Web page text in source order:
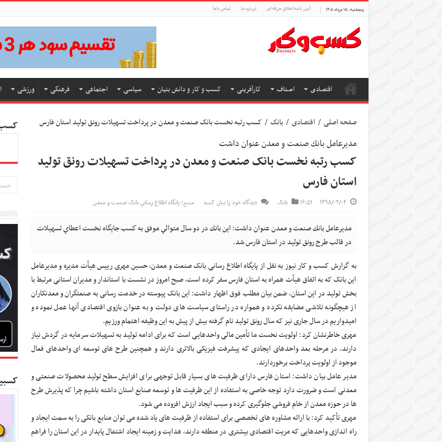
پنجشنبه , ۱۵ مرداد ۱۴۰۵ آیین نامه اخلاق حرفه ای درباره ما تماس باما
اقتصادی اصناف کارآفرینی کسب و کار و دانش بنیان سیاسی اجتماعی فرهنگی ورزشی
صفحه اصلی / اقتصادی / بانک / کسب رتبه نخست بانک صنعت و معدن در پرداخت تسهیلات رونق تولید استان فارس
مديرعامل بانك صنعت و معدن عنوان داشت
کسب رتبه نخست بانک صنعت و معدن در پرداخت تسهیلات رونق تولید
استان فارس
۱۳۹۸/۰۲/۰۴ ۱۶:۵۱ بانک دیدگاه خود را بیان کنید منبع: پايگاه اطلاع رساني بانک صنعت و معدن
مديرعامل بانك صنعت و معدن عنوان داشت: اين بانك در دو سال متوالي موفق به كسب جايگاه نخست اعطاي تسهيلات
در قالب طرح رونق توليد در استان فارس شد.
به گزارش کسب و کار نیوز به نقل از پایگاه اطلاع رسانی بانک صنعت و معدن، حسین مهری رییس هیأت مدیره و مدیرعامل
این بانک که به اتفاق هیأت همراه به استان فارس سفر کرده است، صبح امروز در نشست با استاندار و مدیران استانی مرتبط با
بخش تولید در این استان، ضمن بیان مطلب فوق اظهار داشت: این بانک پیوسته در خدمت رسانی به صنعتگران و معدنکاران
از هیچگونه تلاشی مضایقه نکرده و همواره در راستای سیاست های دولت و به عنوان بازوی اقتصادی آنها عمل نموده و
امیدواریم در سال جاری نیز که سال رونق تولید نام گرفته بیش از پیش به این وظیفه اهتمام ورزیم.
مهری خاطرنشان کرد: اولویت نخست ما تأمین مالی واحدهایی است که برای ادامه تولید به تسهیلات سرمایه در گردش نیاز
دارند، در مرحله بعد واحدهای ایجادی که پیشرفت فیزیکی بالاتری دارند و همچنین طرح های توسعه ای واحدهای فعال
موجود از اولویت پرداخت برخوردارند.
مدیر عامل بیان داشت: استان فارس دارای ظرفیت های بسیار قابل توجهی برای افزایش سطح تولید محصولات صنعتی و
معدنی است و ضرورت دارد توجه خاصی به استفاده از این ظرفیت ها و توسعه صنایع استان داشته باشیم چرا که پذیرش طرح
ها در حوزه معدن از خام فروشی جلوگیری کرده و سبب ایجاد ارزش افزوده می شود.
مهری تأکید کرد: با ارائه مشاوره های تخصصی برای استفاده از ظرفیت های یاد شده می توان منابع بانکی را به سمت ایجاد و
راه اندازی واحدهایی که مزیت اقتصادی بیشتری در منطقه دارند، هدایت و زمینه ایجاد اشتغال پایدار در این استان را فراهم
کسب